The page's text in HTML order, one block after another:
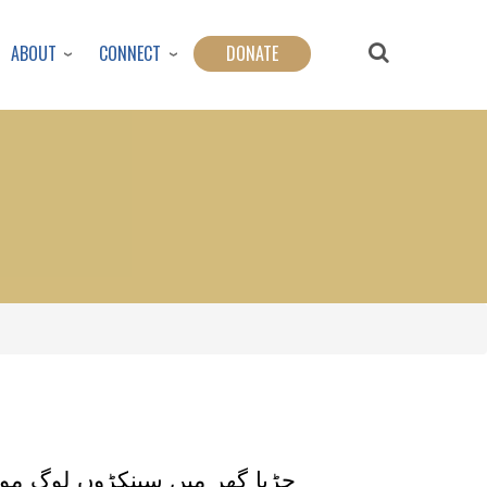
ABOUT CONNECT DONATE
چڑیا گھر میں سینکڑوں لوگ